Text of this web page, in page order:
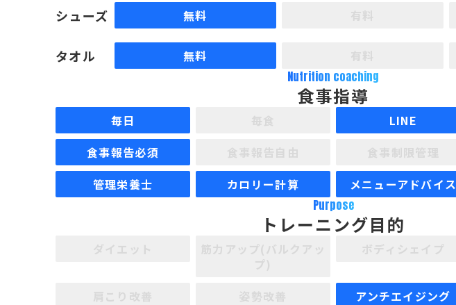
シューズ 無料
タオル 無料
Nutrition coaching
食事指導
毎日 LINE
食事報告必須
管理栄養士
カロリー計算 メニューアドバイス
Purpose
トレーニング目的
アンチエイジング